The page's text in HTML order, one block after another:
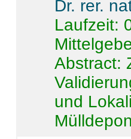
Dr. rer.
Laufzeit:
Abstract:
und